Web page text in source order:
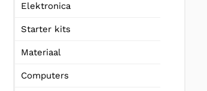
Elektronica
Starter kits
Materiaal
Computers